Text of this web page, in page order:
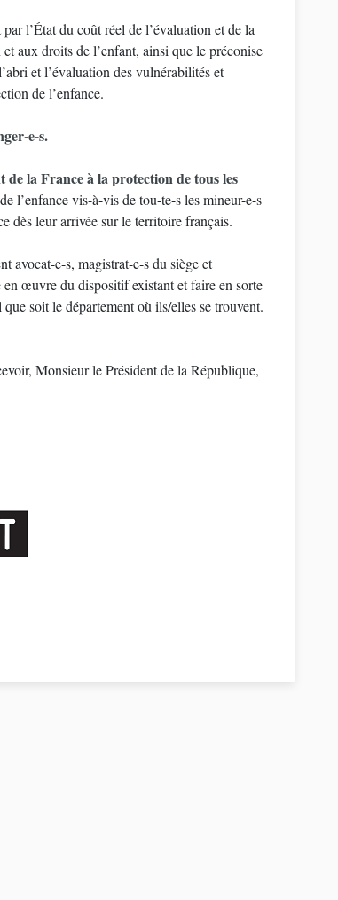
l’État du coût réel de l’évaluation et de la
aux droits de l’enfant, ainsi que le préconise
et l’évaluation des vulnérabilités et
de l’enfance.
e-s.
de la France à la protection de tous les
l’enfance vis-à-vis de tou-te-s les mineur-e-s
dès leur arrivée sur le territoire français.
avocat-e-s, magistrat-e-s du siège et
œuvre du dispositif existant et faire en sorte
soit le département où ils/elles se trouvent.
Monsieur le Président de la République,